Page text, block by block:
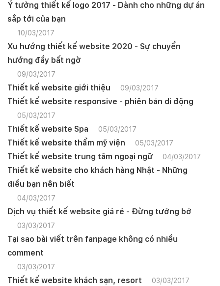
Ý tưởng thiết kế logo 2017 - Dành cho những dự án
sắp tới của bạn
10/03/2017
Xu hướng thiết kế website 2020 - Sự chuyển
hướng đầy bất ngờ
09/03/2017
Thiết kế website giới thiệu 09/03/2017
Thiết kế website responsive - phiên bản di động
05/03/2017
Thiết kế website Spa 05/03/2017
Thiết kế website thẩm mỹ viện 05/03/2017
Thiết kế website trung tâm ngoại ngữ 04/03/2017
Thiết kế website cho khách hàng Nhật - Những
điều bạn nên biết
04/03/2017
Dịch vụ thiết kế website giá rẻ - Đừng tưởng bở
03/03/2017
Tại sao bài viết trên fanpage không có nhiều
comment
03/03/2017
Thiết kế website khách sạn, resort 03/03/2017